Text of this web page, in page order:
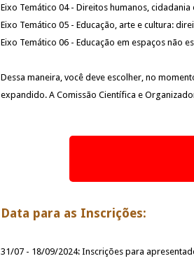
Eixo Temático 04 - Direitos humanos, cidadania
Eixo Temático 05 - Educação, arte e cultura:
Eixo Temático 06 - Educação em espaços não
Dessa maneira, você deve escolher, no
expandido. A Comissão Científica e
Data para as Inscrições:
31/07 - 18/09/2024: Inscrições para